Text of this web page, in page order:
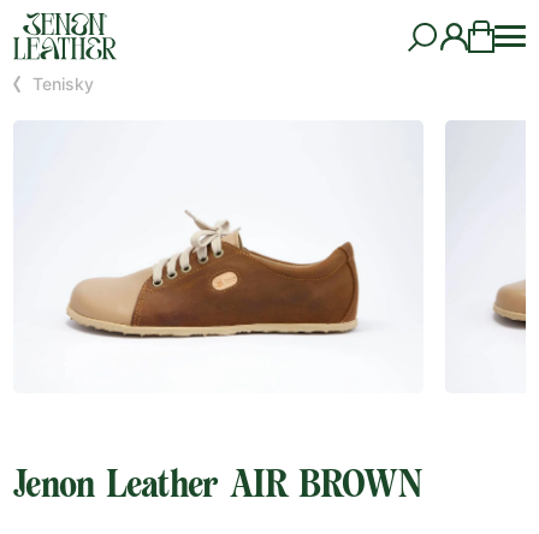
Tenisky
Jenon Leather AIR BROWN